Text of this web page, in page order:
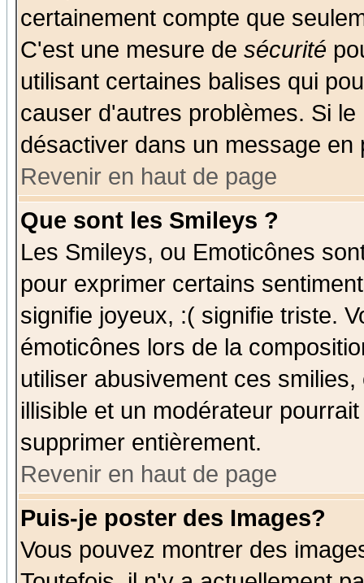
certainement compte que
C'est une mesure de sécurité
utilisant certaines balises qui
causer d'autres problèmes. Si
désactiver dans un message
Revenir en haut de page
Que sont les Smileys ?
Les Smileys, ou Emoticônes
pour exprimer certains
signifie joyeux, :( signifie triste.
émoticônes lors de la
utiliser abusivement ces
illisible et un modérateur
supprimer entièrement.
Revenir en haut de page
Puis-je poster des Images?
Vous pouvez montrer des